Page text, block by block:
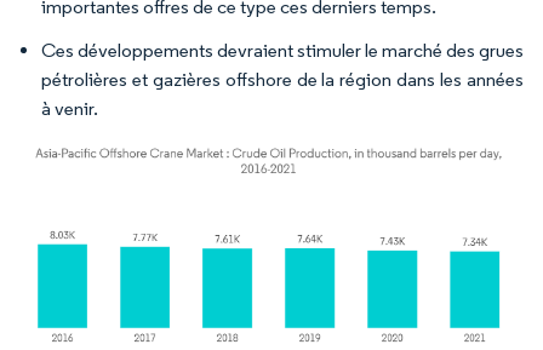
importantes offres de ce type ces derniers temps.
Ces développements devraient stimuler le marché des grues
pétrolières et gazières offshore de la région dans les années
à venir.